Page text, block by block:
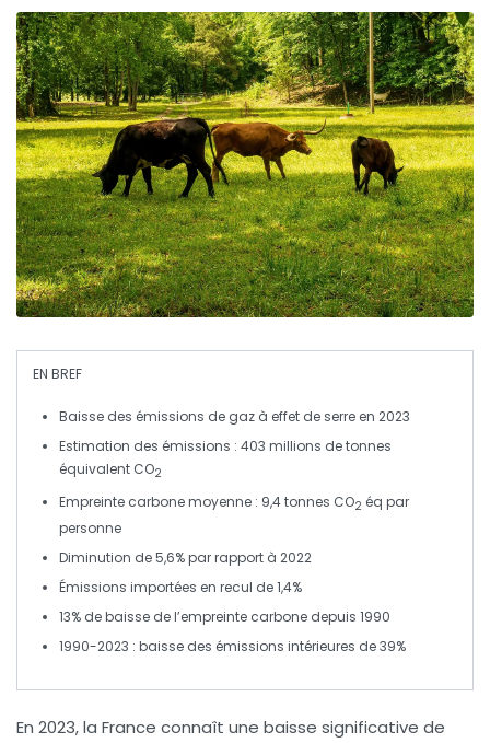
EN BREF
Baisse des émissions de gaz à effet de serre en 2023
Estimation des émissions : 403 millions de tonnes
équivalent CO2
Empreinte carbone moyenne : 9,4 tonnes CO2 éq par
personne
Diminution de5,6%par rapport à 2022
Émissions importées en recul de1,4%
13% de baisse de l’empreinte carbone depuis 1990
1990-2023 : baisse des émissions intérieures de39%
En 2023, la France connaît une baisse significative de